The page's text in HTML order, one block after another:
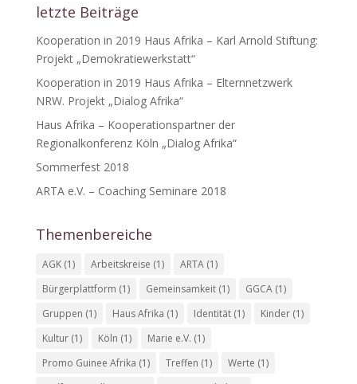
letzte Beiträge
Kooperation in 2019 Haus Afrika – Karl Arnold Stiftung:
Projekt „Demokratiewerkstatt“
Kooperation in 2019 Haus Afrika – Elternnetzwerk
NRW. Projekt „Dialog Afrika“
Haus Afrika – Kooperationspartner der
Regionalkonferenz Köln „Dialog Afrika“
Sommerfest 2018
ARTA e.V. – Coaching Seminare 2018
Themenbereiche
AGK(1) Arbeitskreise (1) ARTA(1)
Bürgerplattform (1) Gemeinsamkeit(1) GGCA(1)
Gruppen (1) Haus Afrika (1) Identität(1) Kinder(1)
Kultur(1) Köln (1) Marie e.V. (1)
Promo Guinee Afrika (1) Treffen (1) Werte (1)